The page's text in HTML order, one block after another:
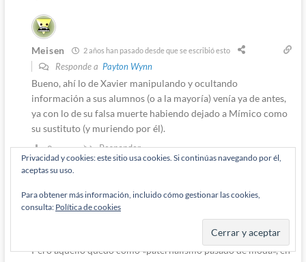
Meisen 2 años han pasado desde que se escribió esto
Responde a Payton Wynn
Bueno, ahí lo de Xavier manipulando y ocultando
información a sus alumnos (o a la mayoría) venía ya de antes,
ya con lo de su falsa muerte habiendo dejado a Mímico como
su sustituto (y muriendo por él).
0 Responder
Diógenes Pantarújez
Pero aquello quedó como «paternalismo pasado de moda», en
Privacidad y cookies: este sitio usa cookies. Si continúas navegando por él,
aceptas su uso.
Para obtener más información, incluido cómo gestionar las cookies,
consulta: Política de cookies